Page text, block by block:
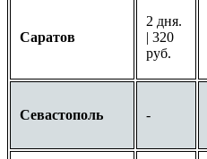
Саратов
2 дня.
| 320
руб.
Севастополь -